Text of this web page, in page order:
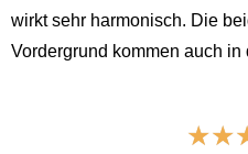
wirkt sehr harmonisch. Die
Vordergrund kommen auch in
☆☆